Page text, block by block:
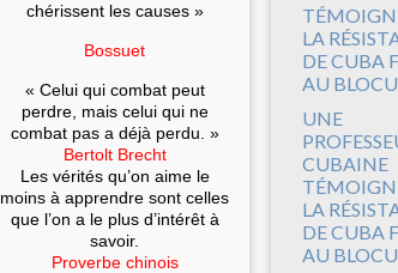
chérissent les causes »
Bossuet
« Celui qui combat peut
perdre, mais celui qui ne
combat pas a déjà perdu. »
Bertolt Brecht
Les vérités qu’on aime le
moins à apprendre sont celles
que l’on a le plus d’intérêt à
savoir.
Proverbe chinois
UNE
CUBAINE
LA
DE CUBA
AU